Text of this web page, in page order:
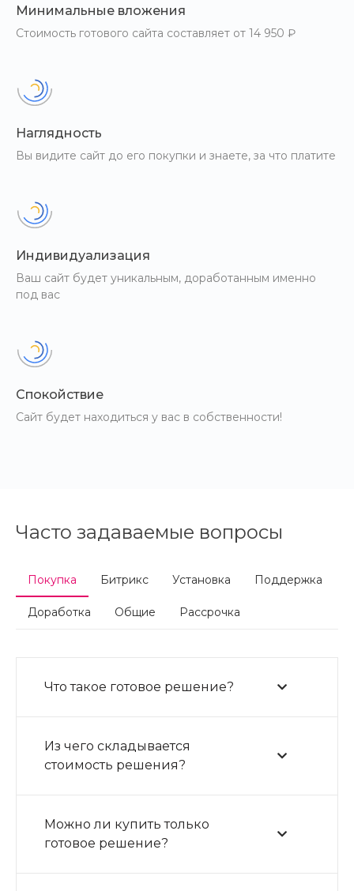
Минимальные вложения
Стоимость готового сайта составляет от 14 950 ₽
Наглядность
Вы видите сайт до его покупки и знаете, за что платите
Индивидуализация
Ваш сайт будет уникальным, доработанным именно
под вас
Спокойствие
Сайт будет находиться у вас в собственности!
Часто задаваемые вопросы
Покупка Битрикс Установка Поддержка
Доработка Общие Рассрочка
Что такое готовое решение?
Из чего складывается
стоимость решения?
Можно ли купить только
готовое решение?